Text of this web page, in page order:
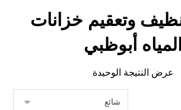
وتعقيم خزانات
المياه أبوظبي
عرض النتيجة الوحيدة